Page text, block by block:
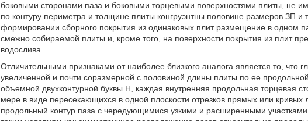
боковыми сторонами паза и боковыми торцевыми поверхностями плиты, не
по контуру периметра и толщине плиты конгруэнтны половине размеров ЗП
формировании сборного покрытия из одинаковых плит размещение в одном
смежно собираемой плиты и, кроме того, на поверхности покрытия из плит
водослива.
Отличительными признаками от наиболее близкого аналога является то, что
увеличенной и почти соразмерной с половиной длины плиты по ее
объемной двухконтурной буквы H, каждая внутренняя продольная торцевая
мере в виде пересекающихся в одной плоскости отрезков прямых или
продольный контур паза с чередующимися узкими и расширенными